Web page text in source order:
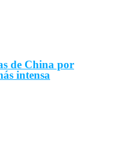
de China por
intensa